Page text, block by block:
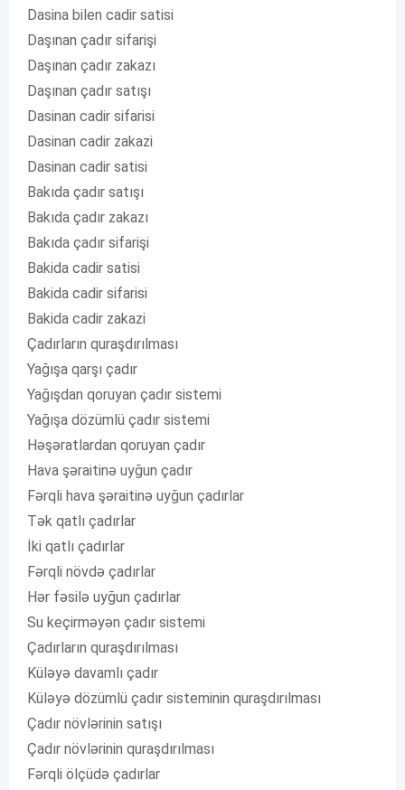
Dasina bilen cadir satisi
Daşınan çadır sifarişi
Daşınan çadır zakazı
Daşınan çadır satışı
Dasinan cadir sifarisi
Dasinan cadir zakazi
Dasinan cadir satisi
Bakıda çadır satışı
Bakıda çadır zakazı
Bakıda çadır sifarişi
Bakida cadir satisi
Bakida cadir sifarisi
Bakida cadir zakazi
Çadırların quraşdırılması
Yağışa qarşı çadır
Yağışdan qoruyan çadır sistemi
Yağışa dözümlü çadır sistemi
Həşəratlardan qoruyan çadır
Hava şəraitinə uyğun çadır
Fərqli hava şəraitinə uyğun çadırlar
Tək qatlı çadırlar
İki qatlı çadırlar
Fərqli növdə çadırlar
Hər fəsilə uyğun çadırlar
Su keçirməyən çadır sistemi
Çadırların quraşdırılması
Küləyə davamlı çadır
Küləyə dözümlü çadır sisteminin quraşdırılması
Çadır növlərinin satışı
Çadır növlərinin quraşdırılması
Fərqli ölçüdə çadırlar